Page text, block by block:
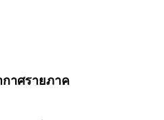
าศรายภาค